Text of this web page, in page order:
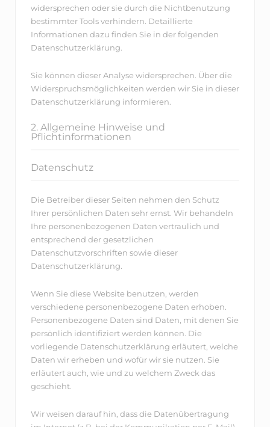
widersprechen oder sie durch die Nichtbenutzung
bestimmter Tools verhindern. Detaillierte
Informationen dazu finden Sie in der folgenden
Datenschutzerklärung.
Sie können dieser Analyse widersprechen. Über die
Widerspruchsmöglichkeiten werden wir Sie in dieser
Datenschutzerklärung informieren.
2. Allgemeine Hinweise und
Pflichtinformationen
Datenschutz
Die Betreiber dieser Seiten nehmen den Schutz
Ihrer persönlichen Daten sehr ernst. Wir behandeln
Ihre personenbezogenen Daten vertraulich und
entsprechend der gesetzlichen
Datenschutzvorschriften sowie dieser
Datenschutzerklärung.
Wenn Sie diese Website benutzen, werden
verschiedene personenbezogene Daten erhoben.
Personenbezogene Daten sind Daten, mit denen Sie
persönlich identifiziert werden können. Die
vorliegende Datenschutzerklärung erläutert, welche
Daten wir erheben und wofür wir sie nutzen. Sie
erläutert auch, wie und zu welchem Zweck das
geschieht.
Wir weisen darauf hin, dass die Datenübertragung